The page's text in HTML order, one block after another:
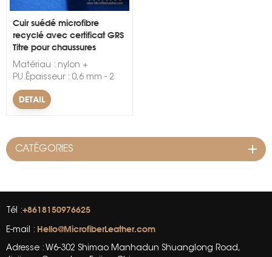
Cuir suédé microfibre
recyclé avec certificat GRS
Titre pour chaussures
Matériau : nylon +
PU.Épaisseur : 0,6 mm - 2
mm.Largeur : 54".Couleur :
noir, gris, beige, marron,
DETAIL
CATÉGORIES
Tél :+8618150976625
E-mail : Hello@MicrofiberLeather.com
Adresse : W6-302 Shimao Manhadun Shuanglong Road,